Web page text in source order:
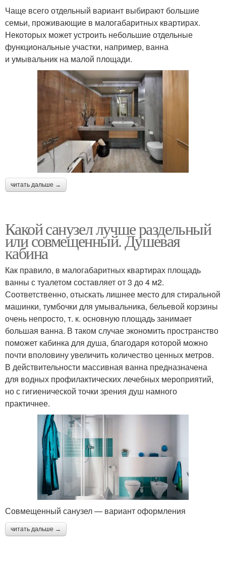
Чаще всего отдельный вариант выбирают большие
семьи, проживающие в малогабаритных квартирах.
Некоторых может устроить небольшие отдельные
функциональные участки, например, ванна
и умывальник на малой площади.
читать дальше →
Какой санузел лучше раздельный
или совмещенный. Душевая
кабина
Как правило, в малогабаритных квартирах площадь
ванны с туалетом составляет от 3 до 4 м2.
Соответственно, отыскать лишнее место для стиральной
машинки, тумбочки для умывальника, бельевой корзины
очень непросто, т. к. основную площадь занимает
большая ванна. В таком случае экономить пространство
поможет кабинка для душа, благодаря которой можно
почти вполовину увеличить количество ценных метров.
В действительности массивная ванна предназначена
для водных профилактических лечебных мероприятий,
но с гигиенической точки зрения душ намного
практичнее.
Совмещенный санузел — вариант оформления
читать дальше →